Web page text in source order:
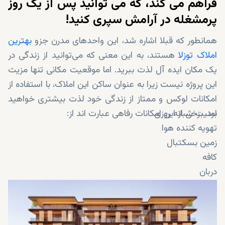
فراهم می کند، که می توانید پس از یک روز
پرمشغله در آرامش سپری کنید!
همانطور که قبلا اشاره شد، این واحدهای مدرن جزو بهترین
املاک توزلا هستند، به این معنی که می‌توانید از زندگی در
یک مکان ایده آل لذت ببرید. اما موقعیت مکانی تنها مزیت
این پروژه نیست زیرا به عنوان ساکن این املاک، با استفاده از
امکانات لوکس و ممتاز از زندگی خود لذت بیشتری خواهید
برد. برخی از این امکانات رفاهی عبارت اند از:
امنیت شبانه روزی
تهویه کننده هوا
زمین بسکتبال
کافه
دربان
باشگاه تناسب اندام
زمین فوتبال